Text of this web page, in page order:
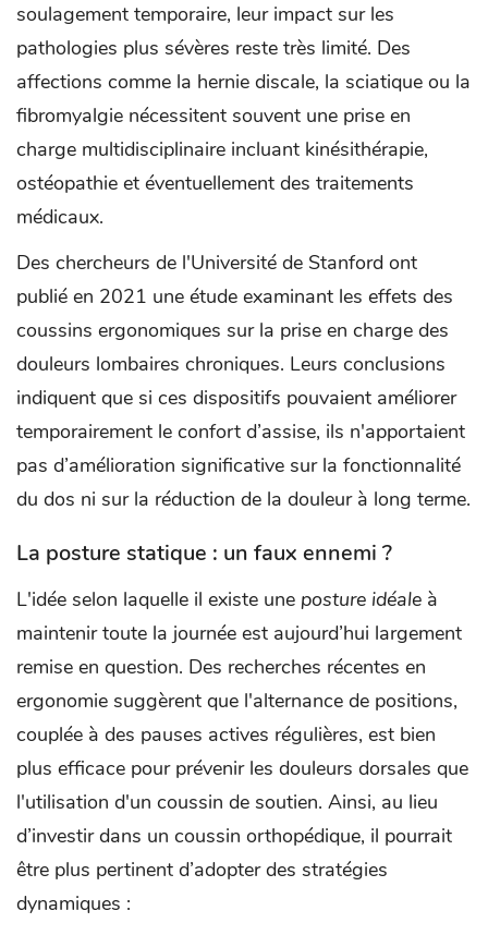
soulagement temporaire, leur impact sur les
pathologies plus sévères reste très limité. Des
affections comme la hernie discale, la sciatique ou la
fibromyalgie nécessitent souvent une prise en
charge multidisciplinaire incluant kinésithérapie,
ostéopathie et éventuellement des traitements
médicaux.
Des chercheurs de l'Université de Stanford ont
publié en 2021 une étude examinant les effets des
coussins ergonomiques sur la prise en charge des
douleurs lombaires chroniques. Leurs conclusions
indiquent que si ces dispositifs pouvaient améliorer
temporairement le confort d’assise, ils n'apportaient
pas d’amélioration significative sur la fonctionnalité
du dos ni sur la réduction de la douleur à long terme.
La posture statique : un faux ennemi ?
L'idée selon laquelle il existe une posture idéale à
maintenir toute la journée est aujourd’hui largement
remise en question. Des recherches récentes en
ergonomie suggèrent que l'alternance de positions,
couplée à des pauses actives régulières, est bien
plus efficace pour prévenir les douleurs dorsales que
l'utilisation d'un coussin de soutien. Ainsi, au lieu
d’investir dans un coussin orthopédique, il pourrait
être plus pertinent d’adopter des stratégies
dynamiques :